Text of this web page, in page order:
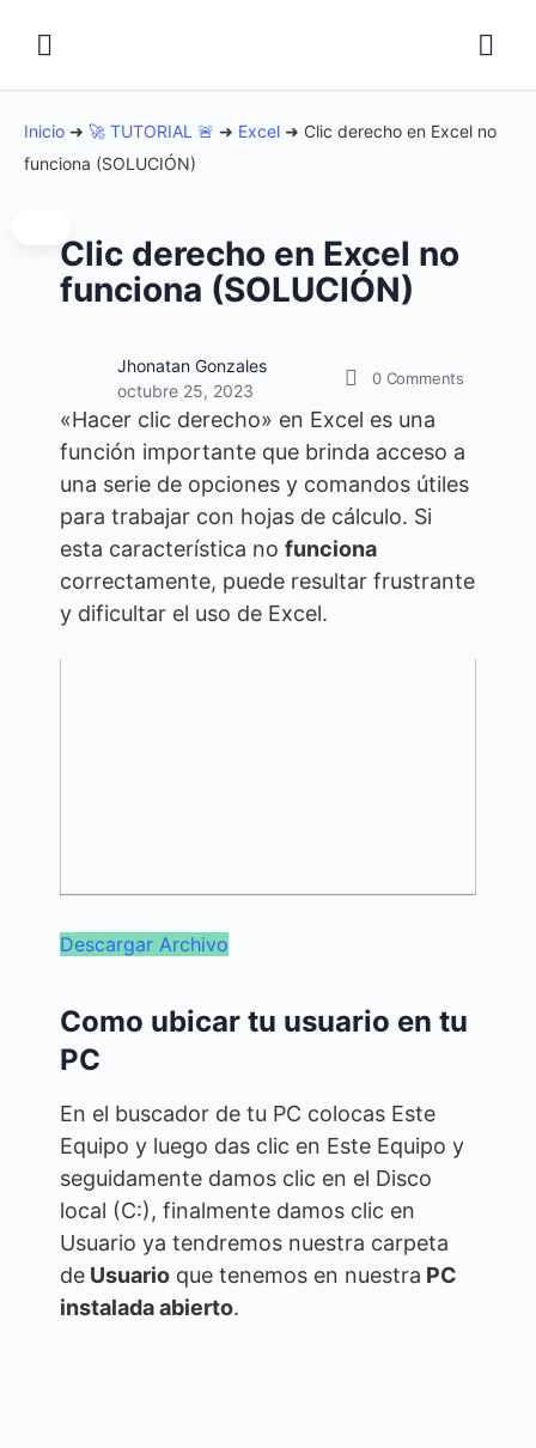
Inicio ➜ 🚀 TUTORIAL 🚨 ➜ Excel ➜ Clic derecho en Excel no
funciona (SOLUCIÓN)
Clic derecho en Excel no
funciona (SOLUCIÓN)
Jhonatan Gonzales
octubre 25, 2023
0 Comments
«Hacer clic derecho» en Excel es una
función importante que brinda acceso a
una serie de opciones y comandos útiles
para trabajar con hojas de cálculo. Si
esta característica no funciona
correctamente, puede resultar frustrante
y dificultar el uso de Excel.
Descargar Archivo
Como ubicar tu usuario en tu
PC
En el buscador de tu PC colocas Este
Equipo y luego das clic en Este Equipo y
seguidamente damos clic en el Disco
local (C:), finalmente damos clic en
Usuario ya tendremos nuestra carpeta
de Usuario que tenemos en nuestra PC
instalada abierto.